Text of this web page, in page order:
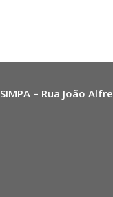
SIMPA – Rua João